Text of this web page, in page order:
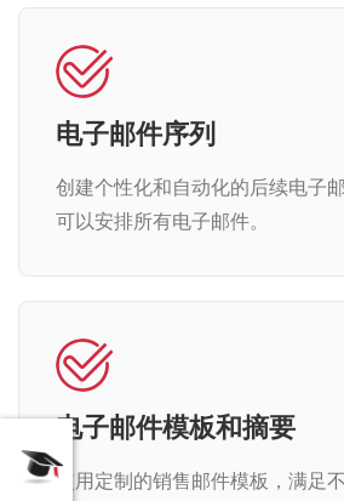
电子邮件序列
创建个性化和自动化的后续电子邮
可以安排所有电子邮件。
电子邮件模板和摘要
使用定制的销售邮件模板，满足